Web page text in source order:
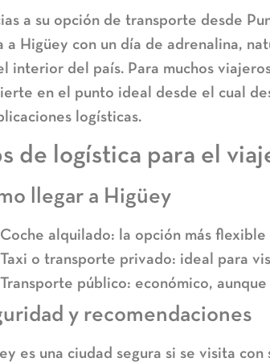
a su opción de transporte desde
a Higüey con un día de adrenalina,
interior del país. Para muchos
en el punto ideal desde el cual
logísticas.
de logística para el
llegar a Higüey
Coche alquilado: la opción más
Taxi o transporte privado: ideal para
Transporte público: económico,
y recomendaciones
es una ciudad segura si se visita